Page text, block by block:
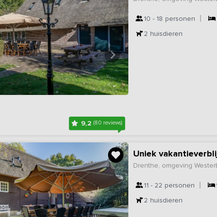
9,2(80 reviews)
10 - 18 personen
2 huisdieren
Uniek
Drenthe, omgeving
11 - 22 personen
2 huisdieren